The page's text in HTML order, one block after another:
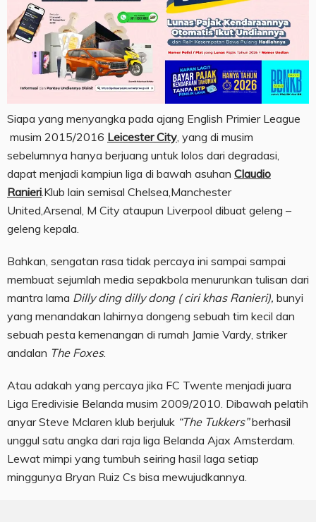
Siapa yang menyangka pada ajang English Primier League
musim 2015/2016 Leicester City, yang di musim
sebelumnya hanya berjuang untuk lolos dari degradasi,
dapat menjadi kampiun liga di bawah asuhan Claudio
Ranieri.Klub lain semisal Chelsea,Manchester
United,Arsenal, M City ataupun Liverpool dibuat geleng –
geleng kepala.
Bahkan, sengatan rasa tidak percaya ini sampai sampai
membuat sejumlah media sepakbola menurunkan tulisan dari
mantra lama Dilly ding dilly dong ( ciri khas Ranieri), bunyi
yang menandakan lahirnya dongeng sebuah tim kecil dan
sebuah pesta kemenangan di rumah Jamie Vardy, striker
andalan The Foxes.
Atau adakah yang percaya jika FC Twente menjadi juara
Liga Eredivisie Belanda musim 2009/2010. Dibawah pelatih
anyar Steve Mclaren klub berjuluk “The Tukkers”berhasil
unggul satu angka dari raja liga Belanda Ajax Amsterdam.
Lewat mimpi yang tumbuh seiring hasil laga setiap
minggunya Bryan Ruiz Cs bisa mewujudkannya.